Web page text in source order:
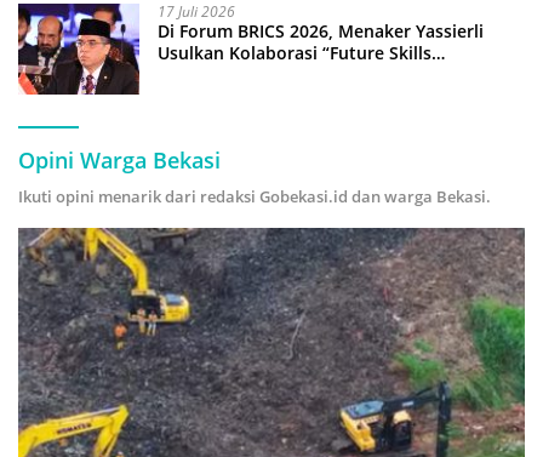
17 Juli 2026
Di Forum BRICS 2026, Menaker Yassierli
Usulkan Kolaborasi “Future Skills
Opini Warga Bekasi
Ikuti opini menarik dari redaksi Gobekasi.id dan warga Bekasi.